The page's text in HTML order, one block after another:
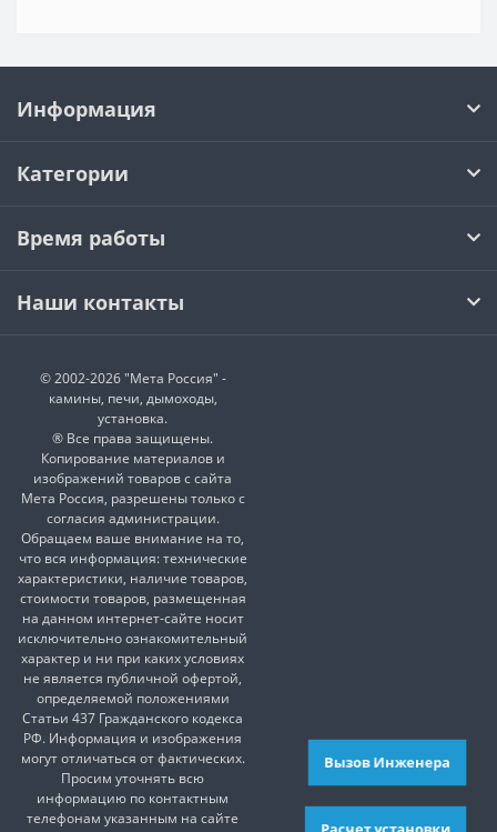
Информация
Категории
Время работы
Наши контакты
© 2002-2026 "Мета Россия" -
камины, печи, дымоходы,
установка.
® Все права защищены.
Копирование материалов и
изображений товаров с сайта
Мета Россия, разрешены только с
согласия администрации.
Обращаем ваше внимание на то,
что вся информация: технические
характеристики, наличие товаров,
стоимости товаров, размещенная
на данном интернет-сайте носит
исключительно ознакомительный
характер и ни при каких условиях
не является публичной офертой,
определяемой положениями
Статьи 437 Гражданского кодекса
РФ. Информация и изображения
могут отличаться от фактических.
Просим уточнять всю
информацию по контактным
телефонам указанным на сайте
Вызов Инженера